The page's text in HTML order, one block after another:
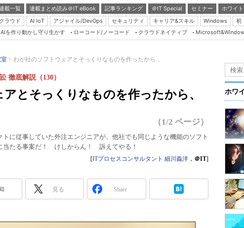
載一覧 連載まとめ読み＠IT eBook 記事ランキング ＠IT Special セミナー
ホワイ
クラウド
AI IoT アジャイル/DevOps セキュリティ キャリア&スキル Windows
初
Server & Storage
Java Agile
Database Expert
Master of IP Network
Test & Tools
Insider.NET
AIを作り動かし守り生かす ローコード/ノーコード クラウドネイティブ
室 わが社のソフトウェアとそっくりなものを作ったから...
とそっくりなものを作ったから、
徹底解説（130）
（1/2 ページ）
に従事していた外注エンジニアが、他社でも同じような機能のソフト
当たる事案だ！ けしからん！ 訴えてやる！
[ITプロセスコンサルタント 細川義洋 ， ＠IT]
見る Share
ホワ